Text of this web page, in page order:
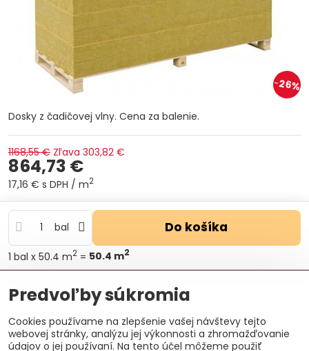
26%
Dosky z čadičovej vlny. Cena za balenie.
1168,55 € Zľava 303,82 €
864,73 €
17,16 € s DPH / m2
bal Do košíka
1 bal x 50.4 m2 = 50.4 m2
Otázka k produktu
Doručenia
Výrobca:
ISOVER Saint-Gobain
Predvoľby súkromia
Cookies používame na zlepšenie vašej návštevy tejto
webovej stránky, analýzu jej výkonnosti a zhromažďovanie
údajov o jej používaní. Na tento účel môžeme použiť